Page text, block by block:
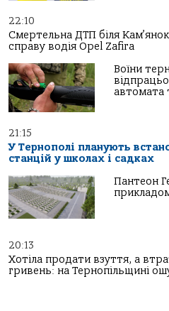
22:10
Смертельна ДТП біля
справу водія Opel Zafira
Воїни
автомата
21:15
У Тернополі планують
станцій у школах і садках
Пантеон
20:13
Хотіла продати взуття, а
гривень: на Тернопільщині